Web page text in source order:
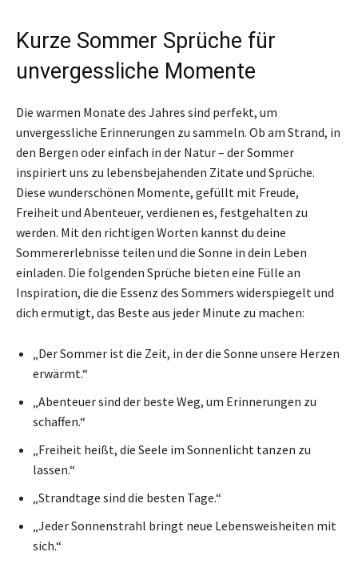
Kurze Sommer Sprüche für
unvergessliche Momente
Die warmen Monate des Jahres sind perfekt, um
unvergessliche Erinnerungen zu sammeln. Ob am Strand, in
den Bergen oder einfach in der Natur – der Sommer
inspiriert uns zu lebensbejahenden Zitate und Sprüche.
Diese wunderschönen Momente, gefüllt mit Freude,
Freiheit und Abenteuer, verdienen es, festgehalten zu
werden. Mit den richtigen Worten kannst du deine
Sommererlebnisse teilen und die Sonne in dein Leben
einladen. Die folgenden Sprüche bieten eine Fülle an
Inspiration, die die Essenz des Sommers widerspiegelt und
dich ermutigt, das Beste aus jeder Minute zu machen:
„Der Sommer ist die Zeit, in der die Sonne unsere Herzen
erwärmt.“
„Abenteuer sind der beste Weg, um Erinnerungen zu
schaffen.“
„Freiheit heißt, die Seele im Sonnenlicht tanzen zu
lassen.“
„Strandtage sind die besten Tage.“
„Jeder Sonnenstrahl bringt neue Lebensweisheiten mit
sich.“